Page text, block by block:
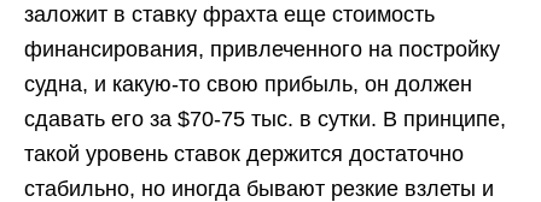
заложит в ставку фрахта еще стоимость
финансирования, привлеченного на постройку
судна, и какую-то свою прибыль, он должен
сдавать его за $70-75 тыс. в сутки. В принципе,
такой уровень ставок держится достаточно
стабильно, но иногда бывают резкие взлеты и